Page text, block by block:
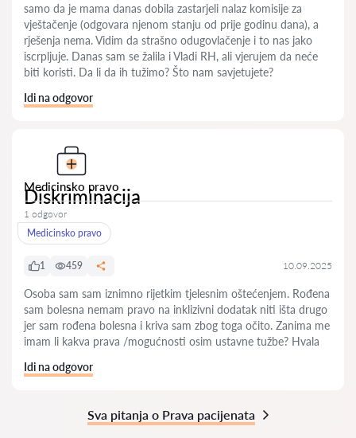
samo da je mama danas dobila zastarjeli nalaz komisije za
vještačenje (odgovara njenom stanju od prije godinu dana), a
rješenja nema. Vidim da strašno odugovlačenje i to nas jako
iscrpljuje. Danas sam se žalila i Vladi RH, ali vjerujem da neće
biti koristi. Da li da ih tužimo? Što nam savjetujete?
Idi na odgovor
Medicinsko pravo
Diskriminacija
1 odgovor
Medicinsko pravo
1 459 10.09.2025
Osoba sam sam iznimno rijetkim tjelesnim oštećenjem. Rođena
sam bolesna nemam pravo na inklizivni dodatak niti išta drugo
jer sam rođena bolesna i kriva sam zbog toga očito. Zanima me
imam li kakva prava /mogućnosti osim ustavne tužbe? Hvala
Idi na odgovor
Sva pitanja o Prava pacijenata